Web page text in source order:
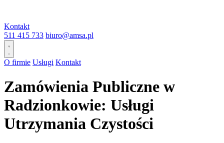
Kontakt
511 415 733 biuro@amsa.pl
O firmie Usługi Kontakt
Zamówienia Publiczne w
Radzionkowie: Usługi
Utrzymania Czystości